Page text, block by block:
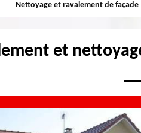
Nettoyage et ravalement de façade
et